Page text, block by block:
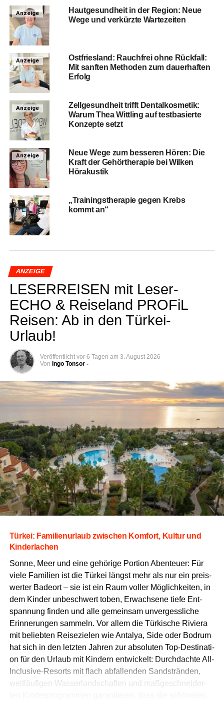
Anzeige
Haut­ge­sund­heit in der Regi­on: Neue
Wege und ver­kürz­te Wartezeiten
Anzeige
Ost­fries­land: Rauch­frei ohne Rück­fall:
Mit sanf­ten Metho­den zum dau­er­haf­ten
Erfolg
Anzeige
Zell­ge­sund­heit trifft Den­tal­kos­me­tik:
War­um Thea Witt­ling auf test­ba­sier­te
Kon­zep­te setzt
Anzeige
Neue Wege zum bes­se­ren Hören: Die
Kraft der Gehör­the­ra­pie bei Wil­ken
Hörakustik
„Trai­nings­the­ra­pie gegen Krebs
kommt an“
ANZEIGE
LESERREISEN mit Lese­r­
ECHO & Rei­se­land PRO­FiL
Rei­sen: Ab in den Türkei-
Urlaub!
Veröffentlicht vor 6 Tagen am 3. August 2026
Von Ingo Tonsor -
Tür­kei: Fami­li­en­ur­laub zwi­schen Kom­fort, Kul­tur und
Kinderlachen
Son­ne, Meer und eine gehö­ri­ge Por­ti­on Aben­teu­er: Für
vie­le Fami­li­en ist die Tür­kei längst mehr als nur ein preis­
wer­ter Bade­ort – sie ist ein Raum vol­ler Mög­lich­kei­ten, in
dem Kin­der unbe­schwert toben, Erwach­se­ne tie­fe Ent­
span­nung fin­den und alle gemein­sam unver­gess­li­che
Erin­ne­run­gen sam­meln. Vor allem die Tür­ki­sche Rivie­ra
mit belieb­ten Rei­se­zie­len wie Anta­lya, Side oder Bodrum
hat sich in den letz­ten Jah­ren zur abso­lu­ten Top-Desti­na­ti­
on für den Urlaub mit Kin­dern ent­wi­ckelt: Durch­dach­te All-
Inclu­si­ve-Resorts mit flach abfal­len­den Sand­strän­den,
weit­läu­fi­gen Was­ser­land­schaf­ten und maß­ge­schnei­der­